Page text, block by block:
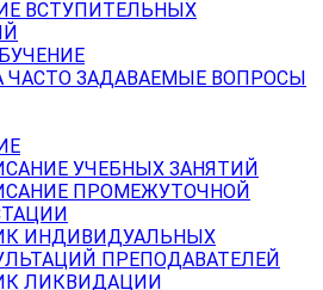
ВСТУПИТЕЛЬНЫХ
ЧАСТО ЗАДАВАЕМЫЕ ВОПРОСЫ
УЧЕБНЫХ ЗАНЯТИЙ
ПРОМЕЖУТОЧНОЙ
ИНДИВИДУАЛЬНЫХ
ПРЕПОДАВАТЕЛЕЙ
ЛИКВИДАЦИИ